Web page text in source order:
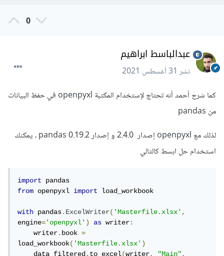
0
عبدالباسط ابراهيم
نشر31 أغسطس 2021
كما شرح أحمد أنه تحتاج لإستخدام المكتبة openpyxl في حفظ البيانات
من pandas
لذلك مع openpyxl إصدار 2.4.0 و إصدار 0.19.2 pandas ، يمكنك
استخدام حل ابسط كالتالي
import
from openpyxl import load_workbook
with pandas.ExcelWriter('Masterfile.xlsx',
engine='openpyxl') as writer:
    writer
.book =
load_workbook('Masterfile.xlsx')
    data_filtered
.to_excel(writer, "Main",